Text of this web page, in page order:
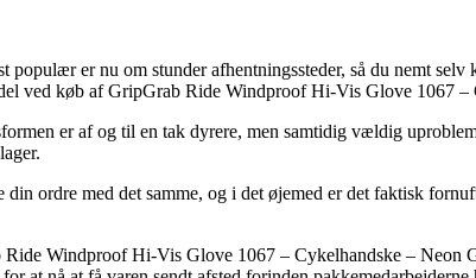
er nu om stunder afhentningssteder, så du nemt selv
ved køb af GripGrab Ride Windproof Hi-Vis Glove 1067
er af og til en tak dyrere, men samtidig vældig
ordre med det samme, og i det øjemed er det faktisk
Windproof Hi-Vis Glove 1067 – Cykelhandske –